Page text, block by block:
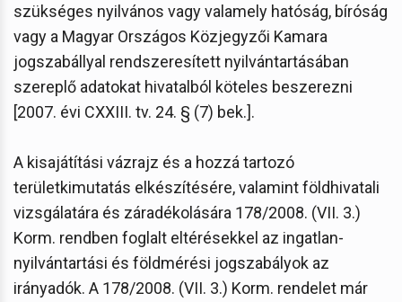
szükséges nyilvános vagy valamely hatóság, bíróság
vagy a Magyar Országos Közjegyzői Kamara
jogszabállyal rendszeresített nyilvántartásában
szereplő adatokat hivatalból köteles beszerezni
[2007. évi CXXIII. tv. 24. § (7) bek.].
A kisajátítási vázrajz és a hozzá tartozó
területkimutatás elkészítésére, valamint földhivatali
vizsgálatára és záradékolására 178/2008. (VII. 3.)
Korm. rendben foglalt eltérésekkel az ingatlan-
nyilvántartási és földmérési jogszabályok az
irányadók. A 178/2008. (VII. 3.) Korm. rendelet már